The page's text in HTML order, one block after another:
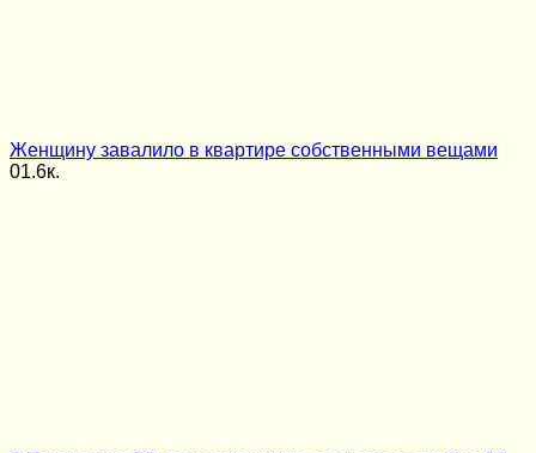
Женщину завалило в квартире собственными вещами
01.6к.